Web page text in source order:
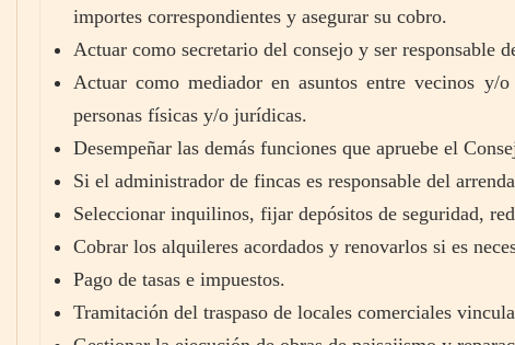
importes correspondientes y asegurar su cobro.
Actuar como secretario del consejo y ser responsable
Actuar como mediador en asuntos entre vecinos y/
personas físicas y/o jurídicas.
Desempeñar las demás funciones que apruebe el
Si el administrador de fincas es responsable del
Seleccionar inquilinos, fijar depósitos de seguridad,
Cobrar los alquileres acordados y renovarlos si es
Pago de tasas e impuestos.
Tramitación del traspaso de locales comerciales